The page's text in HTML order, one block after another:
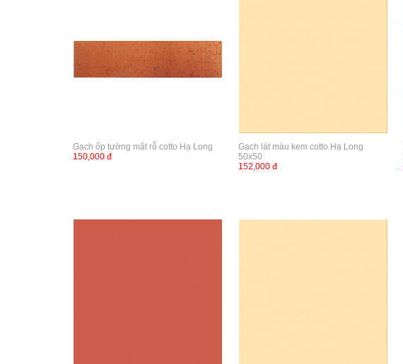
Gạch ốp tường mặt rỗ cotto Hạ Long
150,000 đ
Gạch lát màu kem cotto Hạ Long
50x50
152,000 đ